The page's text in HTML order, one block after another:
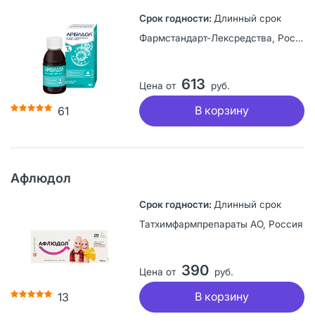
61
Длинный срок
Фармстандарт-Лексредства, Россия
Цена от 613 руб.
В корзину
Афлюдол
13
Длинный срок
Татхимфармпрепараты АО, Россия
Цена от 390 руб.
В корзину